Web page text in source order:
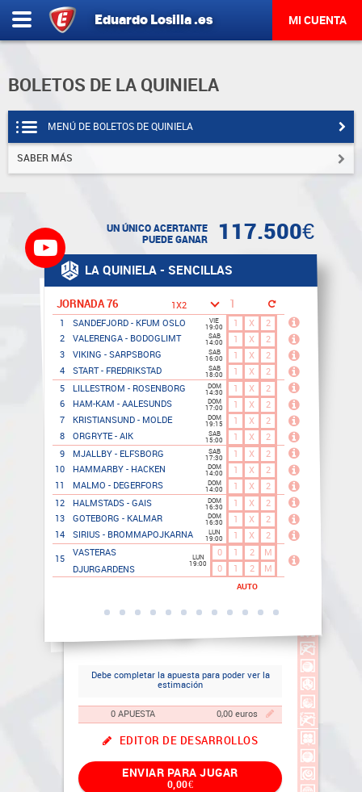
Eduardo Losilla.es MI CUENTA
BOLETOS DE LA QUINIELA
MENÚ DE BOLETOS DE QUINIELA
SABER MÁS
UN ÚNICO ACERTANTE
PUEDE GANAR
117.500€
LA QUINIELA - SENCILLAS
JORNADA 76
1 SANDEFJORD - KFUM OSLO
VIE
19:00
2 VALERENGA - BODOGLIMT
SAB
14:00
3 VIKING - SARPSBORG
SAB
16:00
4 START - FREDRIKSTAD
SAB
18:00
5 LILLESTROM - ROSENBORG
DOM
14:30
6 HAM-KAM - AALESUNDS
DOM
17:00
7 KRISTIANSUND - MOLDE
DOM
19:15
8 ORGRYTE - AIK
SAB
15:00
9 MJALLBY - ELFSBORG
SAB
17:30
10 HAMMARBY - HACKEN
DOM
14:00
11 MALMO - DEGERFORS
DOM
14:00
12 HALMSTADS - GAIS
DOM
16:30
13 GOTEBORG - KALMAR
DOM
16:30
14 SIRIUS - BROMMAPOJKARNA
LUN
19:00
15
VASTERAS
DJURGARDENS
LUN
19:00
1
1 X
2
1
X
2
1
X
2
1
X
2
1
X
2
1
X
2
1
X
2
1
X
2
1
X
2
1
X
2
1
X
2
1
X
2
1
X
2
1
X
2
0
1 2
M
0
1 2 M
AUTO
0
Debe completar la apuesta para poder ver la
estimación
0 APUESTA 0,00 euros
EDITOR DE DESARROLLOS
ENVIAR PARA JUGAR
0,00€